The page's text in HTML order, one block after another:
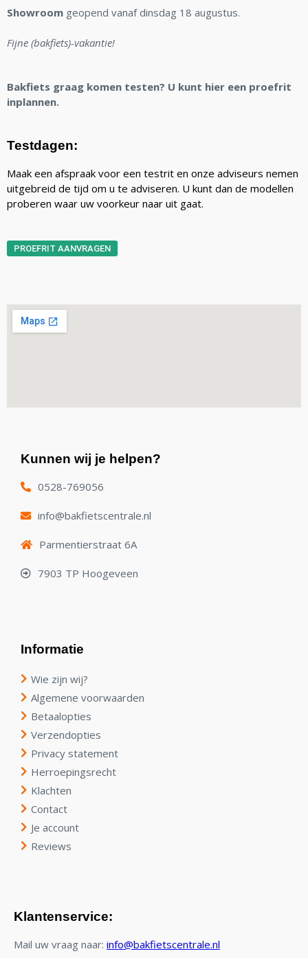
Showroom geopend vanaf dinsdag 18 augustus.
Fijne (bakfiets)-vakantie!
Bakfiets graag komen testen? U kunt hier een proefrit
inplannen.
Testdagen:
Maak een afspraak voor een testrit en onze adviseurs nemen
uitgebreid de tijd om u te adviseren. U kunt dan de modellen
proberen waar uw voorkeur naar uit gaat.
PROEFRIT AANVRAGEN
Kunnen wij je helpen?
0528-769056
info@bakfietscentrale.nl
Parmentierstraat 6A
7903 TP Hoogeveen
Informatie
Wie zijn wij?
Algemene voorwaarden
Betaalopties
Verzendopties
Privacy statement
Herroepingsrecht
Klachten
Contact
Je account
Reviews
Klantenservice:
Mail uw vraag naar: info@bakfietscentrale.nl